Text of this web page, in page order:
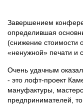
Завершением
определившая
(снижение стоимости
«ненужной» печати и
Очень удачным
- это лофт-проект
мануфактуры,
предпринимателей,